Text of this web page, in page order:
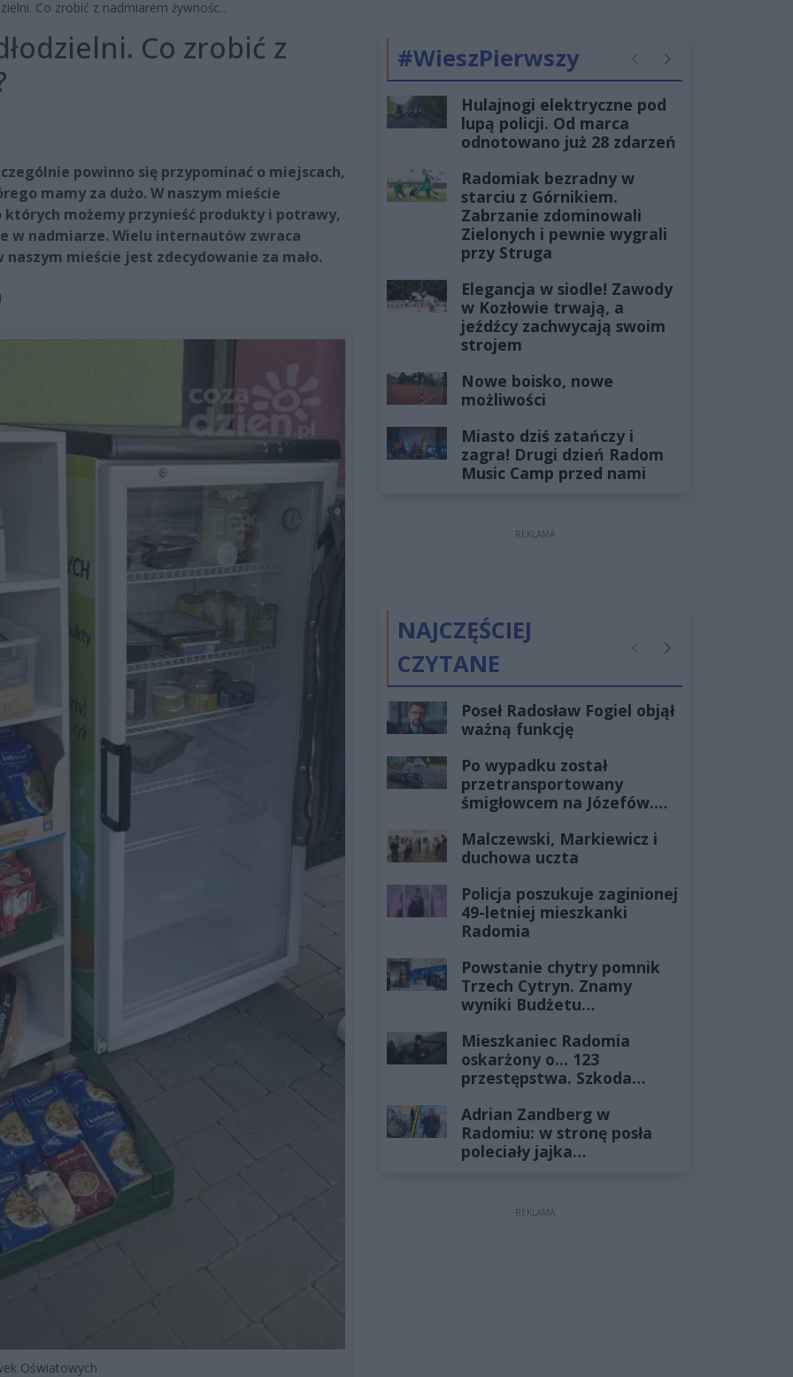
Co zrobić z nadmiarem żywnośc...
Co zrobić z
powinno się przypominać o miejscach,
mamy za dużo. W naszym mieście
możemy przynieść produkty i potrawy,
w nadmiarze. Wielu internautów zwraca
mieście jest zdecydowanie za mało.
Oświatowych
#WieszPierwszy PoprzednieNastępne
Hulajnogi elektryczne pod
lupą policji. Od marca
odnotowano już 28 zdarzeń
Radomiak bezradny w
starciu z Górnikiem.
Zabrzanie zdominowali
Zielonych i pewnie wygrali
przy Struga
Elegancja w siodle! Zawody
w Kozłowie trwają, a
jeźdźcy zachwycają swoim
strojem
Nowe boisko, nowe
możliwości
Miasto dziś zatańczy i
zagra! Drugi dzień Radom
Music Camp przed nami
REKLAMA
NAJCZĘŚCIEJ
CZYTANE
PoprzednieNastępne
Poseł Radosław Fogiel objął
ważną funkcję
Po wypadku został
przetransportowany
śmigłowcem na Józefów.
żyłach
Malczewski, Markiewicz i
duchowa uczta
Policja poszukuje zaginionej
49-letniej mieszkanki
Radomia
Powstanie chytry pomnik
Trzech Cytryn. Znamy
wyniki Budżetu
Mieszkaniec Radomia
oskarżony o... 123
przestępstwa. Szkoda
złotych
Adrian Zandberg w
Radomiu: w stronę posła
poleciały jajka…
REKLAMA